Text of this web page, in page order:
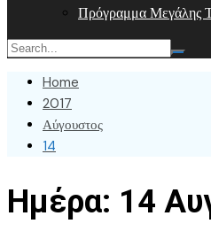
Πρόγραμμα Μεγάλης
Home
2017
Αύγουστος
14
Ημέρα: 14